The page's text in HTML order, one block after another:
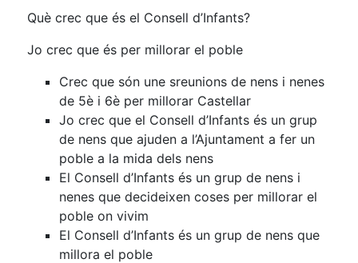
Què crec que és el Consell d’Infants?
Jo crec que és per millorar el poble
Crec que són une sreunions de nens i nenes
de 5è i 6è per millorar Castellar
Jo crec que el Consell d’Infants és un grup
de nens que ajuden a l’Ajuntament a fer un
poble a la mida dels nens
El Consell d’Infants és un grup de nens i
nenes que decideixen coses per millorar el
poble on vivim
El Consell d’Infants és un grup de nens que
millora el poble